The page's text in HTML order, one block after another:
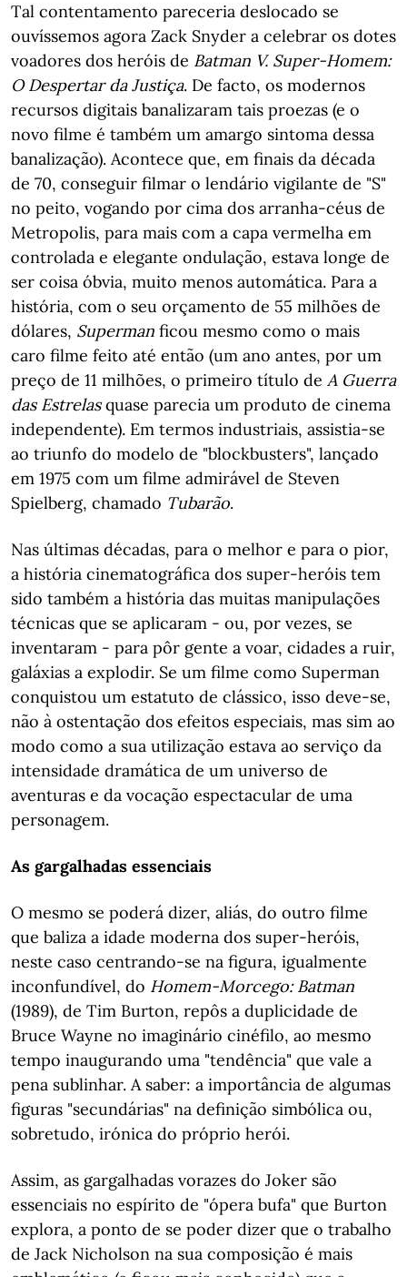
Tal contentamento pareceria deslocado se
ouvíssemos agora Zack Snyder a celebrar os dotes
voadores dos heróis de Batman V. Super-Homem:
O Despertar da Justiça. De facto, os modernos
recursos digitais banalizaram tais proezas (e o
novo filme é também um amargo sintoma dessa
banalização). Acontece que, em finais da década
de 70, conseguir filmar o lendário vigilante de "S"
no peito, vogando por cima dos arranha-céus de
Metropolis, para mais com a capa vermelha em
controlada e elegante ondulação, estava longe de
ser coisa óbvia, muito menos automática. Para a
história, com o seu orçamento de 55 milhões de
dólares, Superman ficou mesmo como o mais
caro filme feito até então (um ano antes, por um
preço de 11 milhões, o primeiro título de A Guerra
das Estrelasquase parecia um produto de cinema
independente). Em termos industriais, assistia-se
ao triunfo do modelo de "blockbusters", lançado
em 1975 com um filme admirável de Steven
Spielberg, chamado Tubarão.
Nas últimas décadas, para o melhor e para o pior,
a história cinematográfica dos super-heróis tem
sido também a história das muitas manipulações
técnicas que se aplicaram - ou, por vezes, se
inventaram - para pôr gente a voar, cidades a ruir,
galáxias a explodir. Se um filme como Superman
conquistou um estatuto de clássico, isso deve-se,
não à ostentação dos efeitos especiais, mas sim ao
modo como a sua utilização estava ao serviço da
intensidade dramática de um universo de
aventuras e da vocação espectacular de uma
personagem.
As gargalhadas essenciais
O mesmo se poderá dizer, aliás, do outro filme
que baliza a idade moderna dos super-heróis,
neste caso centrando-se na figura, igualmente
inconfundível, do Homem-Morcego: Batman
(1989), de Tim Burton, repôs a duplicidade de
Bruce Wayne no imaginário cinéfilo, ao mesmo
tempo inaugurando uma "tendência" que vale a
pena sublinhar. A saber: a importância de algumas
figuras "secundárias" na definição simbólica ou,
sobretudo, irónica do próprio herói.
Assim, as gargalhadas vorazes do Joker são
essenciais no espírito de "ópera bufa" que Burton
explora, a ponto de se poder dizer que o trabalho
de Jack Nicholson na sua composição é mais